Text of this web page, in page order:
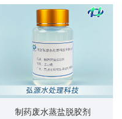
制药废水蒸盐脱胶剂